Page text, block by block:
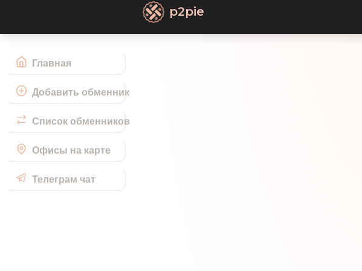
Главная
Добавить обменник
Список обменников
Офисы на карте
Телеграм чат
p2pie